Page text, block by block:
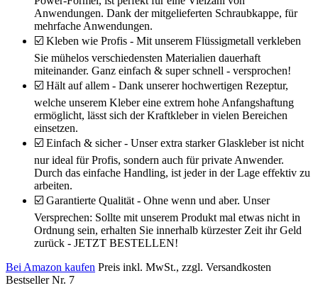
Anwendungen. Dank der mitgelieferten Schraubkappe, für
mehrfache Anwendungen.
☑️ Kleben wie Profis - Mit unserem Flüssigmetall verkleben
Sie mühelos verschiedensten Materialien dauerhaft
miteinander. Ganz einfach & super schnell - versprochen!
☑️ Hält auf allem - Dank unserer hochwertigen Rezeptur,
welche unserem Kleber eine extrem hohe Anfangshaftung
ermöglicht, lässt sich der Kraftkleber in vielen Bereichen
einsetzen.
☑️ Einfach & sicher - Unser extra starker Glaskleber ist nicht
nur ideal für Profis, sondern auch für private Anwender.
Durch das einfache Handling, ist jeder in der Lage effektiv zu
arbeiten.
☑️ Garantierte Qualität - Ohne wenn und aber. Unser
Versprechen: Sollte mit unserem Produkt mal etwas nicht in
Ordnung sein, erhalten Sie innerhalb kürzester Zeit ihr Geld
zurück - JETZT BESTELLEN!
Bei Amazon kaufen Preis inkl. MwSt., zzgl. Versandkosten
Bestseller Nr. 7